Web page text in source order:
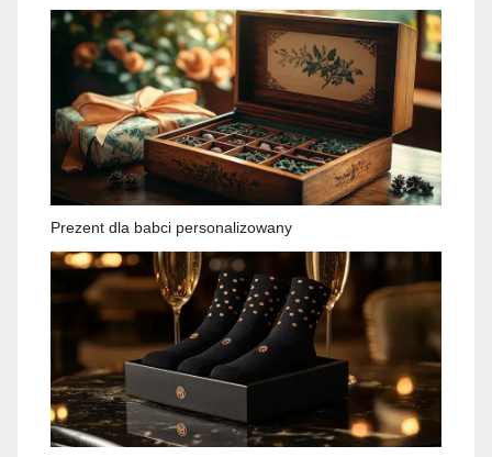
Prezent dla babci personalizowany